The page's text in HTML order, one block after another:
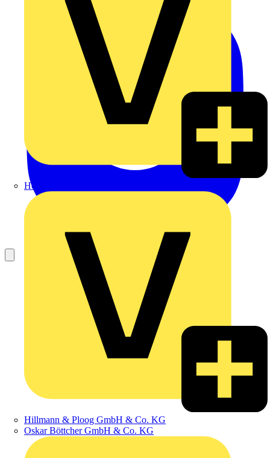
Heinrich Häusler GmbH
Hillmann & Ploog GmbH & Co. KG
Oskar Böttcher GmbH & Co. KG